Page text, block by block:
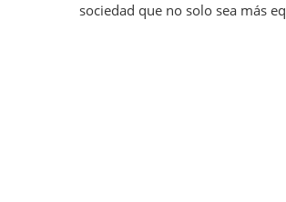
sociedad que no solo sea más